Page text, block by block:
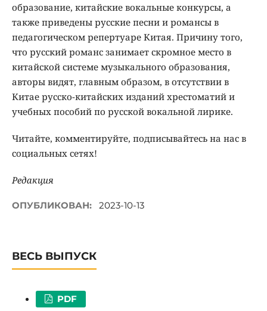
образование, китайские вокальные конкурсы, а
также приведены русские песни и романсы в
педагогическом репертуаре Китая. Причину того,
что русский романс занимает скромное место в
китайской системе музыкального образования,
авторы видят, главным образом, в отсутствии в
Китае русско-китайских изданий хрестоматий и
учебных пособий по русской вокальной лирике.
Читайте, комментируйте, подписывайтесь на нас в
социальных сетях!
Редакция
ОПУБЛИКОВАН: 2023-10-13
ВЕСЬ ВЫПУСК
PDF